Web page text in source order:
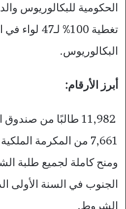
الحكومية للبكالوريوس
البكالوريوس.​
أبرز الأرقام:
11,982 طالبًا من
7,661 من المكرمة
ومنح كاملة لجميع طلبة
الجنوب في السنة الأولى
الشروط.